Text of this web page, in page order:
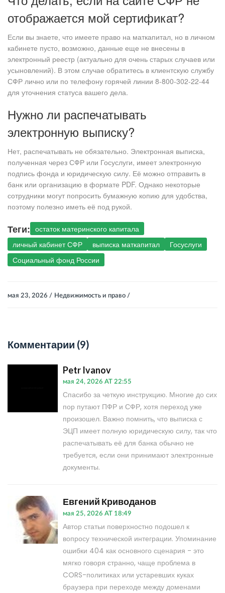
отображается мой сертификат?
Если вы знаете, что имеете право на маткапитал, но в личном
кабинете пусто, возможно, данные еще не внесены в
электронный реестр (актуально для очень старых случаев или
усыновлений). В этом случае обратитесь в клиентскую службу
СФР лично или по телефону горячей линии 8-800-302-22-44
для уточнения статуса вашего дела.
Нужно ли распечатывать
электронную выписку?
Нет, распечатывать не обязательно. Электронная выписка,
полученная через СФР или Госуслуги, имеет электронную
подпись фонда и юридическую силу. Её можно отправить в
банк или организацию в формате PDF. Однако некоторые
сотрудники могут попросить бумажную копию для удобства,
поэтому полезно иметь её под рукой.
Теги: остаток материнского капитала
личный кабинет СФР
выписка маткапитал
Госуслуги
Социальный фонд России
мая 23, 2026 / Недвижимость и право /
Комментарии (9)
Petr Ivanov
мая 24, 2026 AT 22:55
Спасибо за четкую инструкцию. Многие до сих
пор путают ПФР и СФР, хотя переход уже
произошел. Важно помнить, что выписка с
ЭЦП имеет полную юридическую силу, так что
распечатывать её для банка обычно не
требуется, если они принимают электронные
документы.
Евгений Криводанов
мая 25, 2026 AT 18:49
Автор статьи поверхностно подошел к
вопросу технической интеграции. Упоминание
ошибки 404 как основного сценария - это
мягко говоря странно, чаще проблема в
CORS-политиках или устаревших куках
браузера при переходе между доменами